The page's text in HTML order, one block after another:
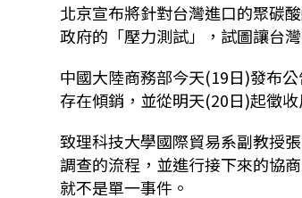
北京宣布將針對台灣進口的聚碳
政府的「壓力測試」，試圖讓台
中國大陸商務部今天(19日)發布
存在傾銷，並從明天(20日)起徵
致理科技大學國際貿易系副教授
調查的流程，並進行接下來的協
就不是單一事件。